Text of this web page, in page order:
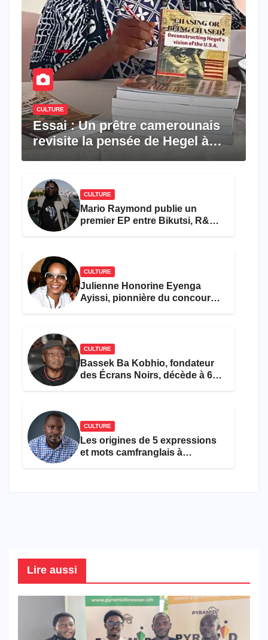
CULTURE
Essai : Un prêtre camerounais
revisite la pensée de Hegel à
CULTURE
Mario Raymond publie un
premier EP entre Bikutsi, R&B
CULTURE
Julienne Honorine Eyenga
Ayissi, pionnière du concours
CULTURE
Bassek Ba Kobhio, fondateur
des Écrans Noirs, décède à 69
CULTURE
Les origines de 5 expressions
et mots camfranglais à
Lire aussi